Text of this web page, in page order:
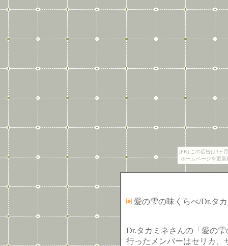
[PR] この広告は3ヶ
ホームページを更
愛の雫の味くらべ/Dr.タ
Dr.タカミネさんの「愛の
行ったメンバーはセリカ、